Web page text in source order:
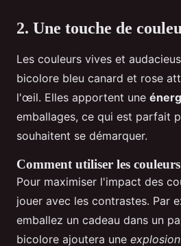
2. Une touche de
Les couleurs vives et
bicolore bleu canard et rose
l'œil. Elles apportent une
emballages, ce qui est parfait
souhaitent se démarquer.
Comment utiliser les
Pour maximiser l'impact des
jouer avec les contrastes. Par
emballez un cadeau dans un
bicolore ajoutera une